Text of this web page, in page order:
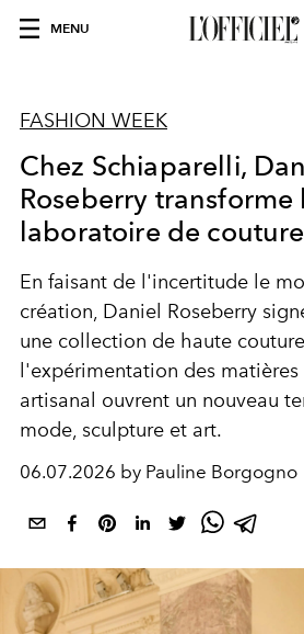
MENU
FASHION WEEK
Chez Schiaparelli,
Roseberry transforme
laboratoire de couture
En faisant de l'incertitude le
création, Daniel Roseberry
une collection de haute
l'expérimentation des
artisanal ouvrent un nouveau
mode, sculpture et art.
06.07.2026 by Pauline Borgogno